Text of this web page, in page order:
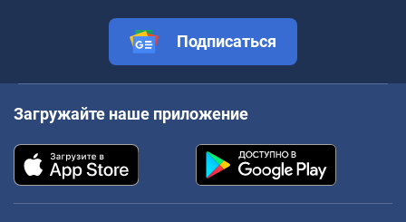
Подписаться
Загружайте наше приложение